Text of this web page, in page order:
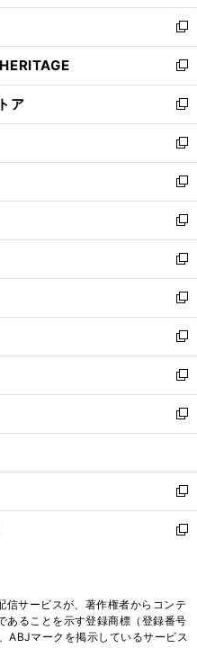
ウ
で
開
く
ン
ド
ウ
で
開
く
新
し
い
ウ
ィ
ン
ド
ウ
で
開
く
新
し
い
ウ
ィ
ン
ド
ウ
で
開
く
ア
新
し
い
ウ
ィ
ン
ド
ウ
で
開
く
新
し
い
ウ
ィ
ン
ド
ウ
で
開
く
新
し
い
ウ
ィ
ン
ド
ウ
で
開
く
新
し
い
ウ
ィ
ン
ド
ウ
で
開
く
新
し
い
ウ
ィ
ン
ド
ウ
で
開
新
し
い
ウ
ィ
ン
ド
ウ
開
く
新
し
い
ウ
ィ
ン
ウ
で
開
く
新
し
い
ウ
ン
ド
ウ
で
新
し
ウ
ィ
ン
ド
く
新
し
い
ド
ウ
新
ィ
ン
サービスが、著作権者からコンテ
あることを示す登録商標（登録番号
ABJマークを掲示しているサービス